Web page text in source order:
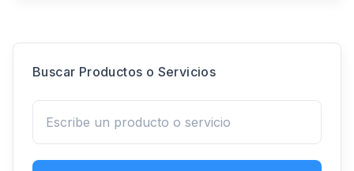
Buscar Productos o Servicios